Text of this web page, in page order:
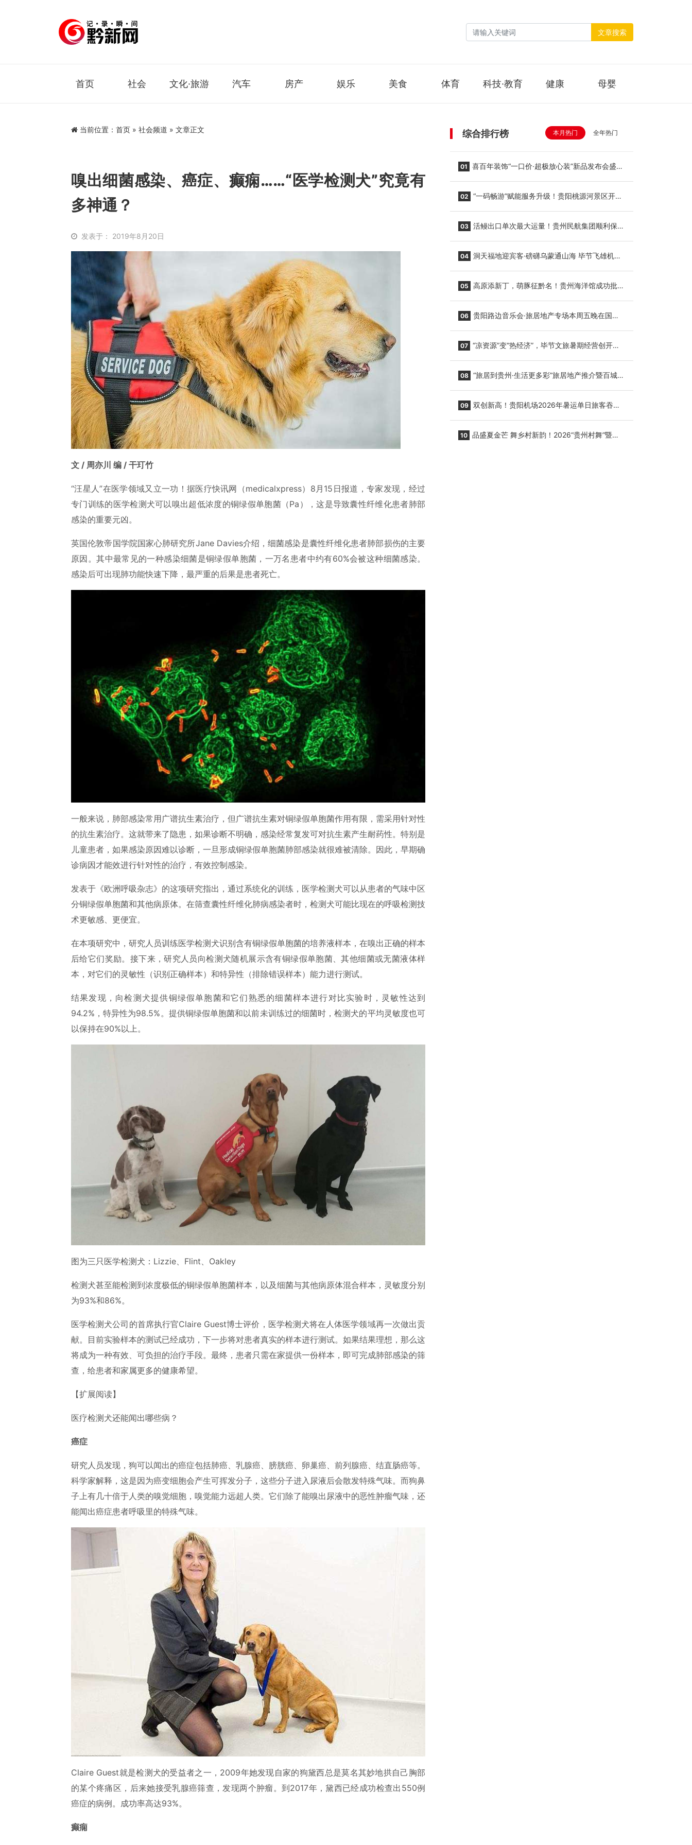
文章搜索
首页 社会 文化·旅游 汽车 房产 娱乐 美食 体育 科技·教育 健康 母婴
当前位置： 首页 » 社会频道 » 文章正文
嗅出细菌感染、癌症、癫痫……“医学检测犬”究竟有
多神通？
发表于： 2019年8月20日
文 / 周亦川 编 / 干玎竹
“汪星人”在医学领域又立一功！据医疗快讯网（medicalxpress）8月15日报道，专家发现，经过
专门训练的医学检测犬可以嗅出超低浓度的铜绿假单胞菌（Pa），这是导致囊性纤维化患者肺部
感染的重要元凶。
英国伦敦帝国学院国家心肺研究所Jane Davies介绍，细菌感染是囊性纤维化患者肺部损伤的主要
原因。其中最常见的一种感染细菌是铜绿假单胞菌，一万名患者中约有60%会被这种细菌感染。
感染后可出现肺功能快速下降，最严重的后果是患者死亡。
一般来说，肺部感染常用广谱抗生素治疗，但广谱抗生素对铜绿假单胞菌作用有限，需采用针对性
的抗生素治疗。这就带来了隐患，如果诊断不明确，感染经常复发可对抗生素产生耐药性。特别是
儿童患者，如果感染原因难以诊断，一旦形成铜绿假单胞菌肺部感染就很难被清除。因此，早期确
诊病因才能效进行针对性的治疗，有效控制感染。
发表于《欧洲呼吸杂志》的这项研究指出，通过系统化的训练，医学检测犬可以从患者的气味中区
分铜绿假单胞菌和其他病原体。在筛查囊性纤维化肺病感染者时，检测犬可能比现在的呼吸检测技
术更敏感、更便宜。
在本项研究中，研究人员训练医学检测犬识别含有铜绿假单胞菌的培养液样本，在嗅出正确的样本
后给它们奖励。接下来，研究人员向检测犬随机展示含有铜绿假单胞菌、其他细菌或无菌液体样
本，对它们的灵敏性（识别正确样本）和特异性（排除错误样本）能力进行测试。
结果发现，向检测犬提供铜绿假单胞菌和它们熟悉的细菌样本进行对比实验时，灵敏性达到
94.2%，特异性为98.5%。提供铜绿假单胞菌和以前未训练过的细菌时，检测犬的平均灵敏度也可
以保持在90%以上。
图为三只医学检测犬：Lizzie、Flint、Oakley
检测犬甚至能检测到浓度极低的铜绿假单胞菌样本，以及细菌与其他病原体混合样本，灵敏度分别
为93%和86%。
医学检测犬公司的首席执行官Claire Guest博士评价，医学检测犬将在人体医学领域再一次做出贡
献。目前实验样本的测试已经成功，下一步将对患者真实的样本进行测试。如果结果理想，那么这
将成为一种有效、可负担的治疗手段。最终，患者只需在家提供一份样本，即可完成肺部感染的筛
查，给患者和家属更多的健康希望。
【扩展阅读】
医疗检测犬还能闻出哪些病？
癌症
研究人员发现，狗可以闻出的癌症包括肺癌、乳腺癌、膀胱癌、卵巢癌、前列腺癌、结直肠癌等。
科学家解释，这是因为癌变细胞会产生可挥发分子，这些分子进入尿液后会散发特殊气味。而狗鼻
子上有几十倍于人类的嗅觉细胞，嗅觉能力远超人类。它们除了能嗅出尿液中的恶性肿瘤气味，还
能闻出癌症患者呼吸里的特殊气味。
Claire Guest就是检测犬的受益者之一，2009年她发现自家的狗黛西总是莫名其妙地拱自己胸部
的某个疼痛区，后来她接受乳腺癌筛查，发现两个肿瘤。到2017年，黛西已经成功检查出550例
癌症的病例。成功率高达93%。
癫痫
综合排行榜 本月热门 全年热门
01 喜百年装饰“一口价·超极放心装”新品发布会盛大
02 “一码畅游”赋能服务升级！贵阳桃源河景区开
03 活鳗出口单次最大运量！贵州民航集团顺利保障
04 洞天福地迎宾客·磅礴乌蒙通山海 毕节飞雄机场
05 高原添新丁，萌豚征黔名！贵州海洋馆成功批量
06 贵阳路边音乐会·旅居地产专场本周五晚在国际
07 “凉资源”变“热经济”，毕节文旅暑期经营创开门
08 “旅居到贵州·生活更多彩”旅居地产推介暨百城千
09 双创新高！贵阳机场2026年暑运单日旅客吞吐
10 品盛夏金芒 舞乡村新韵！2026“贵州村舞”暨望